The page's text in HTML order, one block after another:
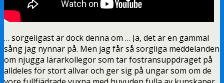
… sorgeligast är dock denna om … Ja, det är en gammal
sång jag nynnar på. Men jag får så sorgliga meddelanden
om njugga lärarkollegor som tar fostransuppdraget på
alldeles för stort allvar och ger sig på ungar som om de